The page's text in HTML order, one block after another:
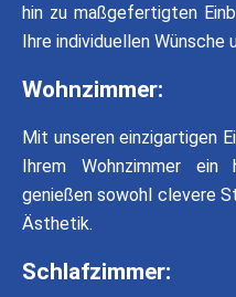
hin zu maßgefertigten
Ihre individuellen Wünsche
Wohnzimmer:
Mit unseren einzigartigen
Ihrem Wohnzimmer ein
genießen sowohl clevere
Ästhetik.
Schlafzimmer: